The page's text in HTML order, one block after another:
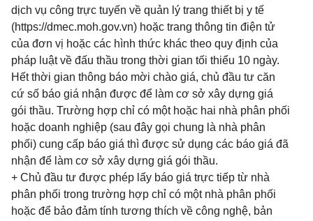
dịch vụ công trực tuyến về quản lý trang thiết bị y tế
(https://dmec.moh.gov.vn) hoặc trang thông tin điện tử
của đơn vị hoặc các hình thức khác theo quy định của
pháp luật về đấu thầu trong thời gian tối thiểu 10 ngày.
Hết thời gian thông báo mời chào giá, chủ đầu tư căn
cứ số báo giá nhận được để làm cơ sở xây dựng giá
gói thầu. Trường hợp chỉ có một hoặc hai nhà phân phối
hoặc doanh nghiệp (sau đây gọi chung là nhà phân
phối) cung cấp báo giá thì được sử dụng các báo giá đã
nhận để làm cơ sở xây dựng giá gói thầu.
+ Chủ đầu tư được phép lấy báo giá trực tiếp từ nhà
phân phối trong trường hợp chỉ có một nhà phân phối
hoặc để bảo đảm tính tương thích về công nghệ, bản